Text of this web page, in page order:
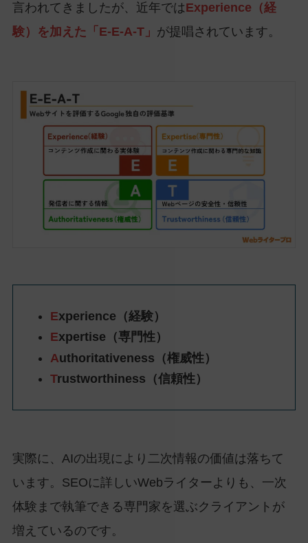
言われてきましたが、近年ではExperience（経
験）を加えた「E-E-A-T」 が提唱されています。
Experience（経験）
Expertise（専門性）
Authoritativeness（権威性）
Trustworthiness（信頼性）
実際に、AIの出現により二次情報の価値は落ちて
います。SEOに詳しいWebライターよりも、一次
体験まで執筆できる専門家を選ぶクライアントが
増えているのです。